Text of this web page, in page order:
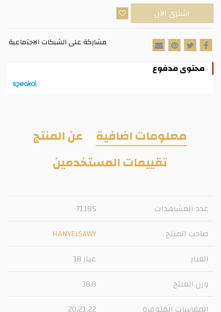
اشترى الآن
مشاركة على الشبكات الاجتماعية
محتوى مدفوع
معلومات اضافية
عن المنتج
تقييمات المستخدمين
عدد المشاهدات
71185
صاحب المنتج
HANYELSAWY
العيار
عيار 18
وزن المنتج
38.8
المقاسات المتوفرة
20,21,22